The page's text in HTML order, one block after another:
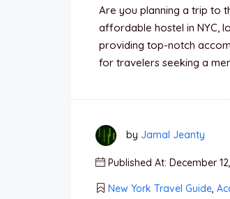
Are you planning a trip to
affordable hostel in NYC,
providing top-notch
for travelers seeking a
by Jamal Jeanty
Published At: December
New York Travel Guide,